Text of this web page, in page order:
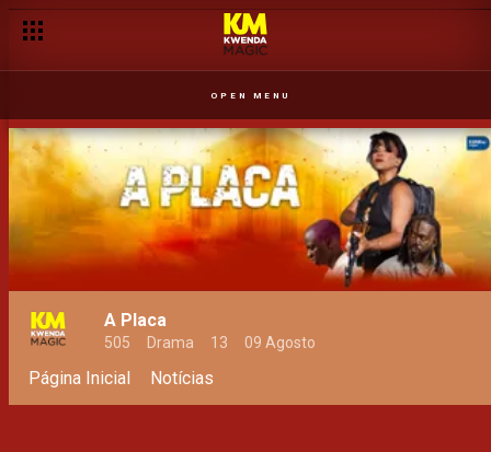
OPEN MENU
A Placa
505 Drama 13 09 Agosto
Página Inicial Notícias